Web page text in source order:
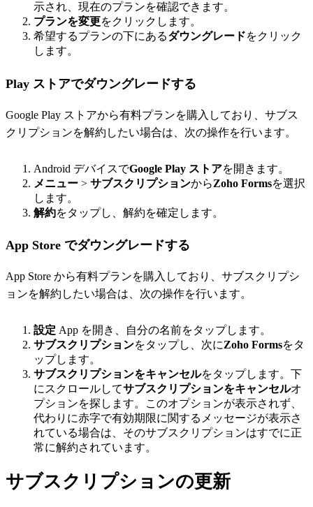
示され、現在のプランを確認できます。
プランを変更をクリックします。
希望するプランの下にあるダウングレードをクリック
します。
Play ストアでダウングレードする
Google Play ストアから有料プランを購入しており、サブス
クリプションを解約したい場合は、次の操作を行います。
Android デバイスでGoogle Play ストアを開きます。
メニュー > サブスクリプションからZoho Formsを選択
します。
解約をタップし、解約を確定します。
App Store でダウングレードする
App Store から有料プランを購入しており、サブスクリプシ
ョンを解約したい場合は、次の操作を行います。
設定 App を開き、自分の名前をタップします。
サブスクリプションをタップし、次にZoho Formsをタ
ップします。
サブスクリプションをキャンセルをタップします。下
にスクロールしてサブスクリプションをキャンセルオ
プションを探します。このオプションが表示されず、
代わりに赤字で有効期限に関するメッセージが表示さ
れている場合は、そのサブスクリプションはすでに正
常に解約されています。
サブスクリプションの更新